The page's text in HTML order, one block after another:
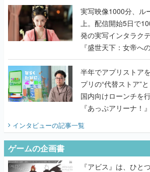
んだレジェンド2人
実写映像1000分、ル
上。配信開始5日で
発の実写インタラク
『盛世天下：女帝へ
うこだわりをプロデ
半年でアプリストアをオー
プリの“代替ストア”
国内向けローンチを
『あっぷアリーナ！
インタビューの記事一覧
ゲームの企画書
『アビス』は、ひ